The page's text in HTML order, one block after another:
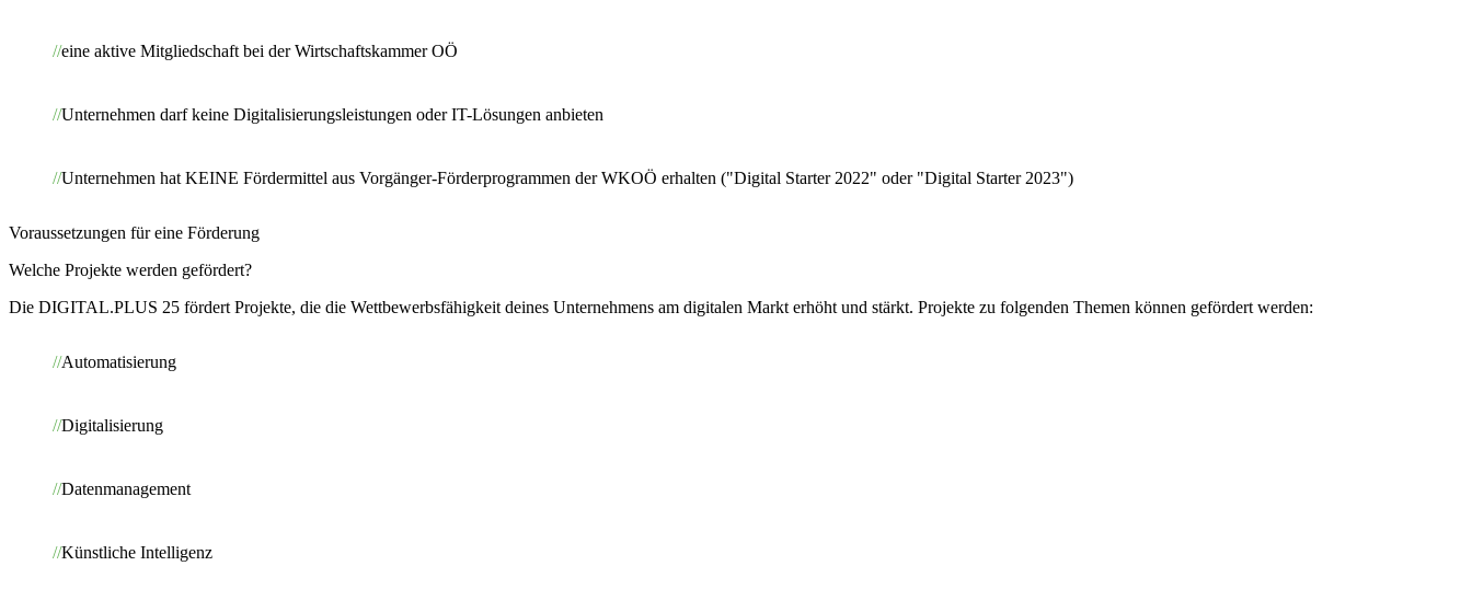
eine aktive Mitgliedschaft bei der Wirtschaftskammer OÖ
Unternehmen darf keine Digitalisierungsleistungen oder IT-Lösungen anbieten
Unternehmen hat KEINE Fördermittel aus Vorgänger-Förderprogrammen der WKOÖ erhalten ("Digital Starter 2022" oder "Digital Starter 2023")
Voraussetzungen für eine Förderung
Welche Projekte werden gefördert?
Die DIGITAL.PLUS 25 fördert Projekte, die die Wettbewerbsfähigkeit deines Unternehmens am digitalen Markt erhöht und stärkt. Projekte zu folgenden Themen können gefördert werden:
Automatisierung
Digitalisierung
Datenmanagement
Künstliche Intelligenz